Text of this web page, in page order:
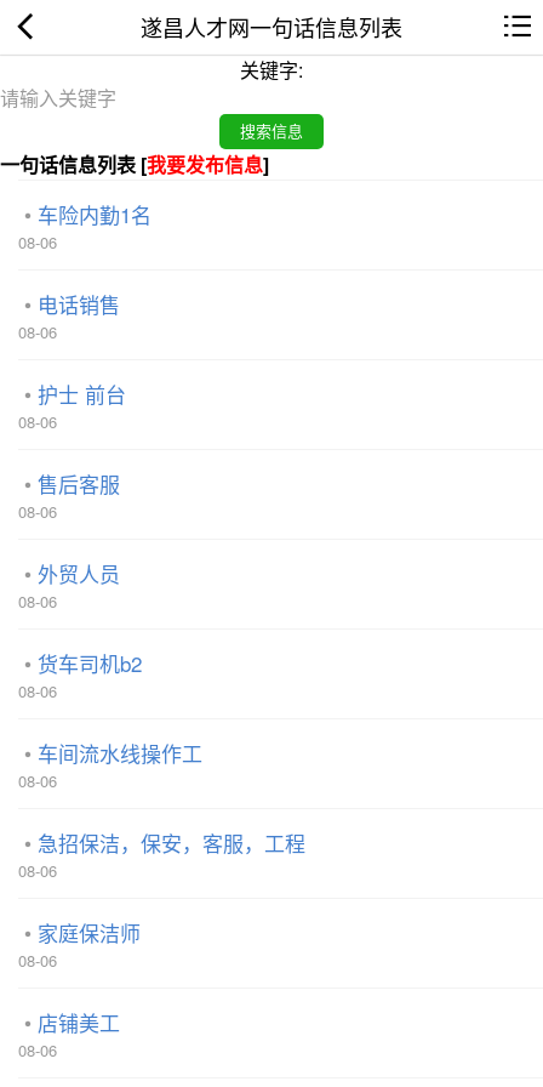
遂昌人才网一句话信息列表
关键字:
一句话信息列表 [我要发布信息]
车险内勤1名
08-06
电话销售
08-06
护士 前台
08-06
售后客服
08-06
外贸人员
08-06
货车司机b2
08-06
车间流水线操作工
08-06
急招保洁，保安，客服，工程
08-06
家庭保洁师
08-06
店铺美工
08-06